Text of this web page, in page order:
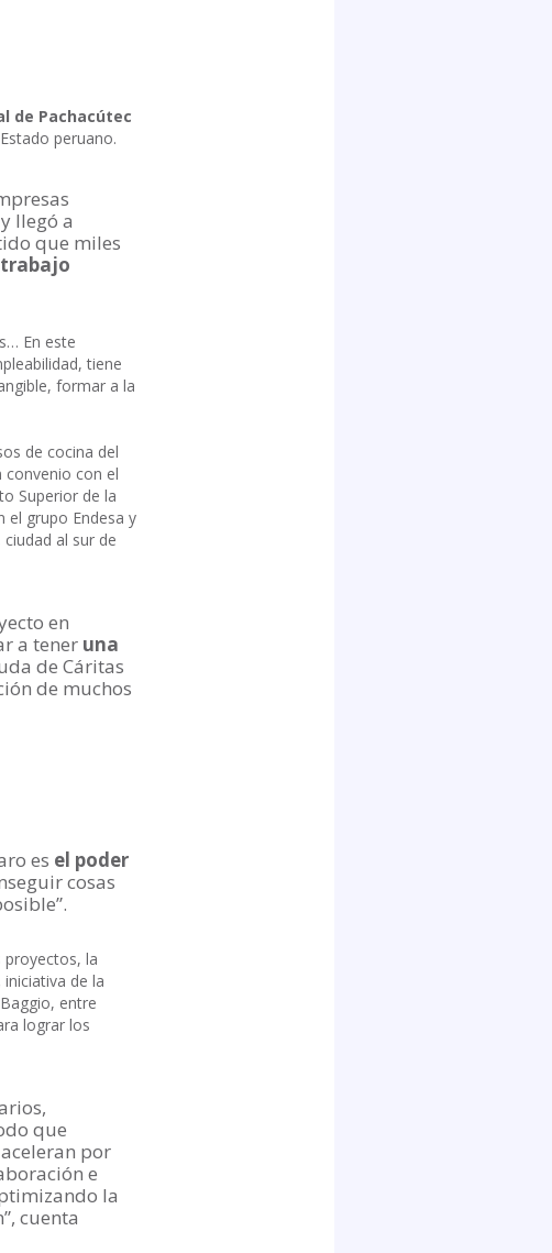
de Pachacútec
peruano.
llegó a
que miles
trabajo
En este
tiene
formar a la
de cocina del
convenio con el
Superior de la
el grupo Endesa y
al sur de
en
a tener una
de Cáritas
de muchos
es el poder
cosas
proyectos, la
iniciativa de la
entre
lograr los
que
por
e
la
cuenta